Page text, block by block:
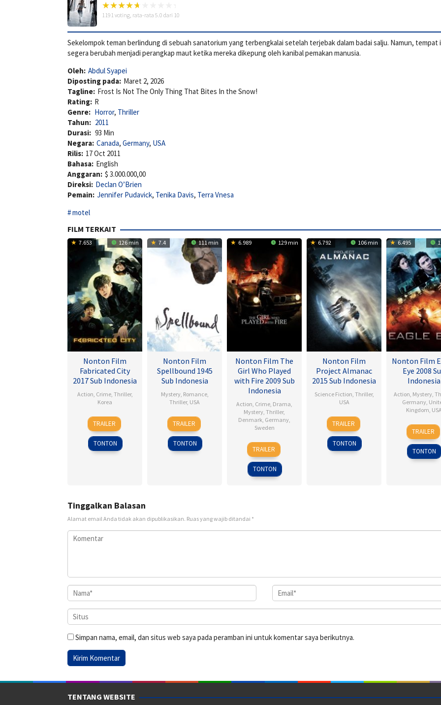
1191 voting, rata-rata 5.0 dari 10
Sekelompok teman berlindung di sebuah sanatorium yang terbengkalai setelah terjebak dalam badai salju. Namun, tempat
segera berubah menjadi perangkap maut ketika mereka dikepung oleh kanibal pemakan manusia.
Oleh: Abdul Syapei
Diposting pada: Maret 2, 2026
Tagline: Frost Is Not The Only Thing That Bites In the Snow!
Rating: R
Genre: Horror, Thriller
Tahun: 2011
Durasi: 93 Min
Negara: Canada, Germany, USA
Rilis: 17 Oct 2011
Bahasa: English
Anggaran: $ 3.000.000,00
Direksi: Declan O’Brien
Pemain: Jennifer Pudavick, Tenika Davis, Terra Vnesa
motel
FILM TERKAIT
7.653 126 min
Nonton Film
Fabricated City
2017 Sub Indonesia
Action Crime, Thriller,
Korea
9
Feb
2017
Lee
Hu-
bin
TRAILER
TONTON
7.4 111 min
Nonton Film
Spellbound 1945
Sub Indonesia
Mystery, Romance,
Thriller, USA
8
Nov
1945
Alfred
Hitchcock
TRAILER
TONTON
6.989 129 min
Nonton Film The
Girl Who Played
with Fire 2009 Sub
Indonesia
Action Crime Drama
Mystery Thriller,
Denmark Germany
Sweden
18
Sep
2009
Daniel
Alfredson
TRAILER
TONTON
6.792 106 min
Nonton Film
Project Almanac
2015 Sub Indonesia
Science Fiction Thriller,
USA
28
Jan
2015
Dean
Israelite
TRAILER
TONTON
6.495
Nonton Film
Eye 2008
Indonesia
Action Mystery
Germany,
Kingdom
25
Sep
2008
D.J.
TRAILER
TONTON
Tinggalkan Balasan
Alamat email Anda tidak akan dipublikasikan. Ruas yang wajib ditandai *
Simpan nama, email, dan situs web saya pada peramban ini untuk komentar saya berikutnya.
TENTANG WEBSITE